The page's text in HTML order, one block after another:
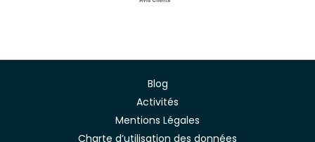
Blog
Activités
Mentions Légales
Charte d’utilisation des données